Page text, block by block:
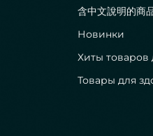
含中文說明的商
Новинки
Хиты товаров
Товары для